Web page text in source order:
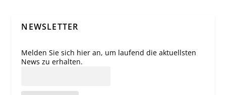
NEWSLETTER
Melden Sie sich hier an, um laufend die aktuellsten
News zu erhalten.